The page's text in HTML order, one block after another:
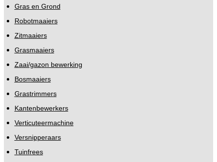
Gras en Grond
Robotmaaiers
Zitmaaiers
Grasmaaiers
Zaai/gazon bewerking
Bosmaaiers
Grastrimmers
Kantenbewerkers
Verticuteermachine
Versnipperaars
Tuinfrees